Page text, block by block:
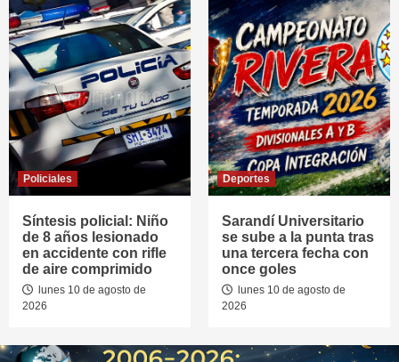
Policiales
Síntesis policial: Niño
de 8 años lesionado
en accidente con rifle
de aire comprimido
lunes 10 de agosto de
2026
Deportes
Sarandí Universitario
se sube a la punta tras
una tercera fecha con
once goles
lunes 10 de agosto de
2026